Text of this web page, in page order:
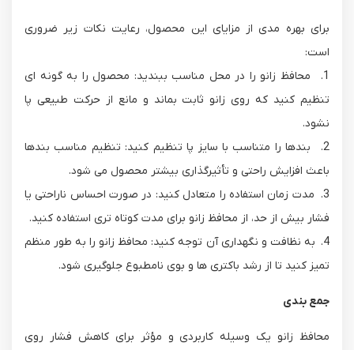
برای بهره مدی از مزایای این محصول، رعایت نکات زیر ضروری
است:
1. محافظ زانو را در محل مناسب ببندید: محصول را به گونه ای
تنظیم کنید که روی زانو ثابت بماند و مانع از حرکت طبیعی پا
نشود.
2. بندها را متناسب با سایز پا تنظیم کنید: تنظیم مناسب بندها
باعث افزایش راحتی و تأثیرگذاری بیشتر محصول می شود.
3. مدت زمان استفاده را متعادل کنید: در صورت احساس ناراحتی یا
فشار بیش از حد، از محافظ زانو برای مدت کوتاه تری استفاده کنید.
4. به نظافت و نگهداری آن توجه کنید: محافظ زانو را به طور منظم
تمیز کنید تا از رشد باکتری ها و بوی نامطبوع جلوگیری شود.
جمع بندی
محافظ زانو یک وسیله کاربردی و مؤثر برای کاهش فشار روی